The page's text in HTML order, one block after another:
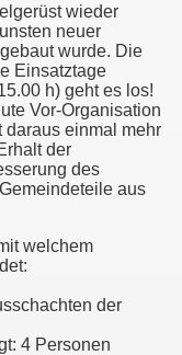
wieder
neuer
wurde. Die
Einsatztage
h) geht es los!
Vor-Organisation
daraus einmal mehr
der
des
aus
welchem
der
4 Personen